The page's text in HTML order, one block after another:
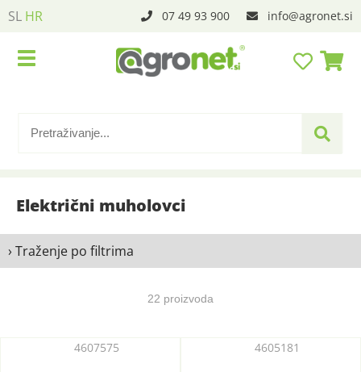
SL HR 07 49 93 900 info agronet.si
Električni muholovci
› Traženje po filtrima
22 proizvoda
4607575 4605181